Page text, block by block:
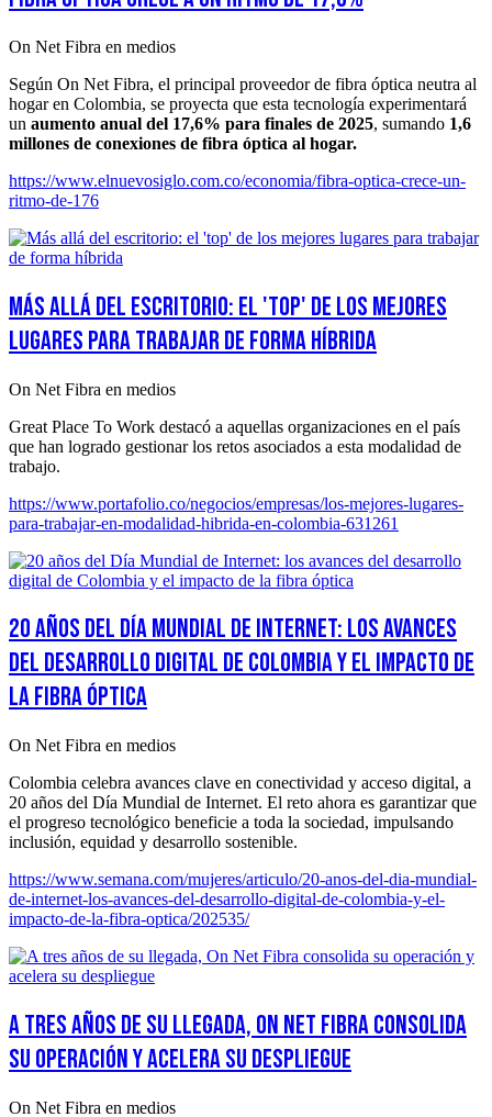
On Net Fibra en medios
Según On Net Fibra, el principal proveedor de fibra óptica neutra al
hogar en Colombia, se proyecta que esta tecnología experimentará
un aumento anual del 17,6% para finales de 2025, sumando 1,6
millones de conexiones de fibra óptica al hogar.
https://www.elnuevosiglo.com.co/economia/fibra-optica-crece-un-
ritmo-de-176
Más allá del escritorio: el 'top' de los mejores
lugares para trabajar de forma híbrida
On Net Fibra en medios
Great Place To Work destacó a aquellas organizaciones en el país
que han logrado gestionar los retos asociados a esta modalidad de
trabajo.
https://www.portafolio.co/negocios/empresas/los-mejores-lugares-
para-trabajar-en-modalidad-hibrida-en-colombia-631261
20 años del Día Mundial de Internet: los avances
del desarrollo digital de Colombia y el impacto de
la fibra óptica
On Net Fibra en medios
Colombia celebra avances clave en conectividad y acceso digital, a
20 años del Día Mundial de Internet. El reto ahora es garantizar que
el progreso tecnológico beneficie a toda la sociedad, impulsando
inclusión, equidad y desarrollo sostenible.
https://www.semana.com/mujeres/articulo/20-anos-del-dia-mundial-
de-internet-los-avances-del-desarrollo-digital-de-colombia-y-el-
impacto-de-la-fibra-optica/202535/
A tres años de su llegada, On Net Fibra consolida
su operación y acelera su despliegue
On Net Fibra en medios